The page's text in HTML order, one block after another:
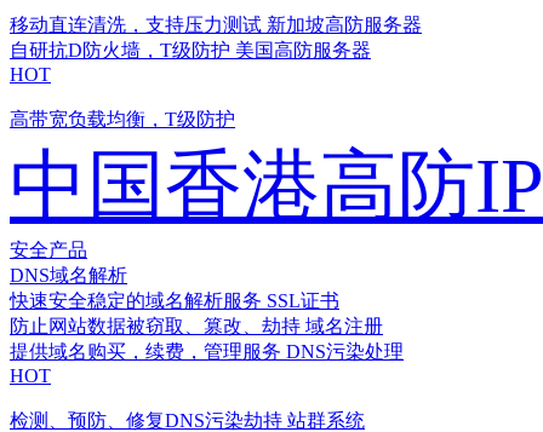
移动直连清洗，支持压力测试 新加坡高防服务器
自研抗D防火墙，T级防护 美国高防服务器
HOT
高带宽负载均衡，T级防护
中国香港高防IP
安全产品
DNS域名解析
快速安全稳定的域名解析服务 SSL证书
防止网站数据被窃取、篡改、劫持 域名注册
提供域名购买，续费，管理服务 DNS污染处理
HOT
检测、预防、修复DNS污染劫持 站群系统